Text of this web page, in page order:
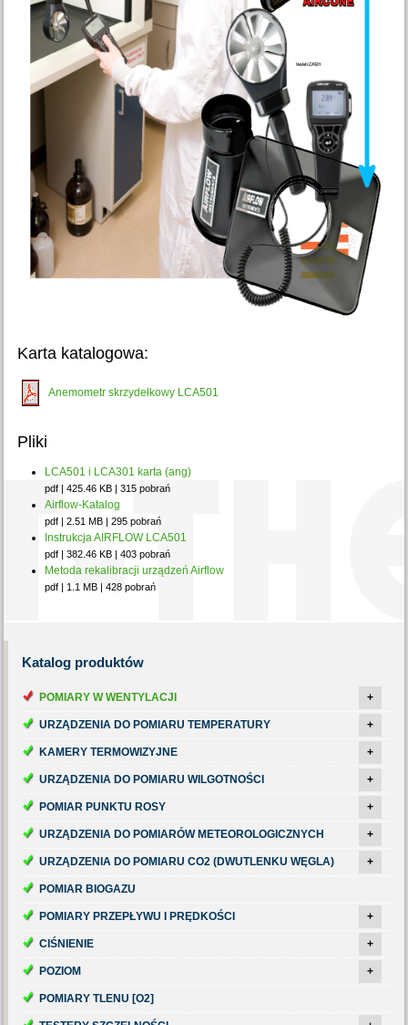
Karta katalogowa:
Anemometr skrzydełkowy LCA501
Pliki
LCA501 i LCA301 karta (ang)
pdf | 425.46 KB | 315 pobrań
Airflow-Katalog
pdf | 2.51 MB | 295 pobrań
Instrukcja AIRFLOW LCA501
pdf | 382.46 KB | 403 pobrań
Metoda rekalibracji urządzeń Airflow
pdf | 1.1 MB | 428 pobrań
Katalog produktów
POMIARY W WENTYLACJI +
URZĄDZENIA DO POMIARU TEMPERATURY +
KAMERY TERMOWIZYJNE +
URZĄDZENIA DO POMIARU WILGOTNOŚCI +
POMIAR PUNKTU ROSY +
URZĄDZENIA DO POMIARÓW METEOROLOGICZNYCH +
URZĄDZENIA DO POMIARU CO2 (DWUTLENKU WĘGLA) +
POMIAR BIOGAZU
POMIARY PRZEPŁYWU I PRĘDKOŚCI +
CIŚNIENIE +
POZIOM +
POMIARY TLENU [O2]